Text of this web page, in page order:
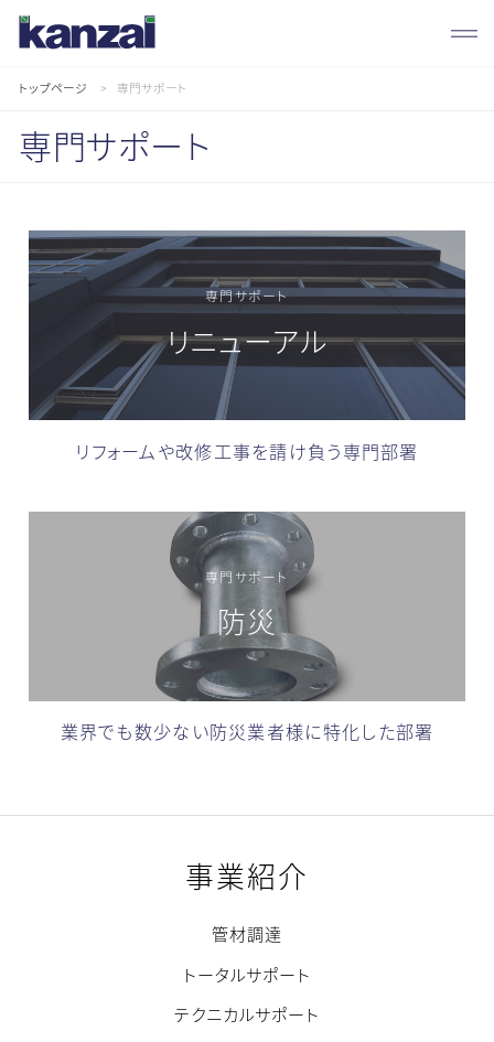
トップページ 専門サポート
事
業
紹
専門サポート
専門サポート
リニューアル
リフォームや改修工事を請け負う専門部署
専門サポート
防災
業界でも数少ない防災業者様に特化した部署
事業紹介
管材調達
トータルサポート
テクニカルサポート